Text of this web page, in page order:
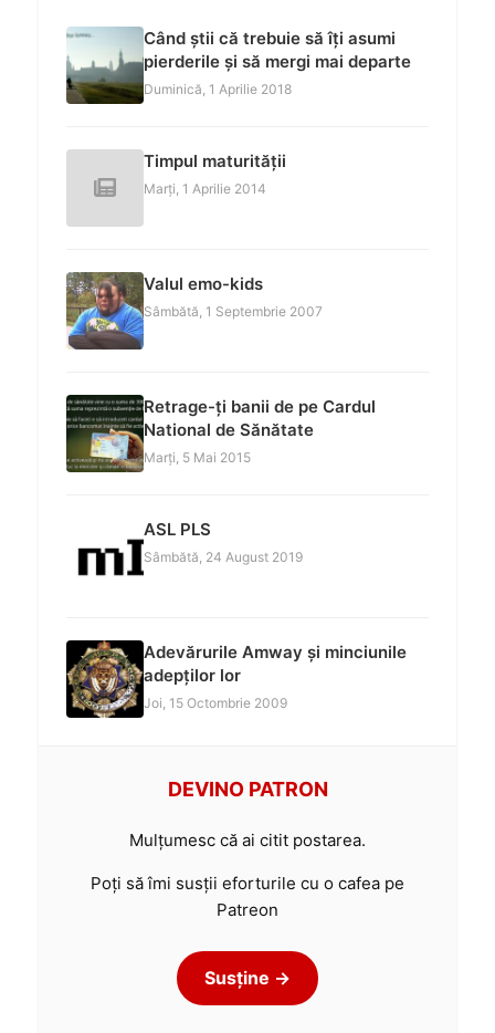
Când știi că trebuie să îți asumi
pierderile și să mergi mai departe
Duminică, 1 Aprilie 2018
Timpul maturității
Marți, 1 Aprilie 2014
Valul emo-kids
Sâmbătă, 1 Septembrie 2007
Retrage-ți banii de pe Cardul
National de Sănătate
Marți, 5 Mai 2015
ASL PLS
Sâmbătă, 24 August 2019
Adevărurile Amway și minciunile
adepților lor
Joi, 15 Octombrie 2009
DEVINO PATRON
Mulțumesc că ai citit postarea.
Poți să îmi susții eforturile cu o cafea pe
Patreon
Susține →